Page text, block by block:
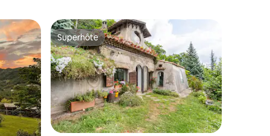
plus aimésSuperhôte
Superhôte